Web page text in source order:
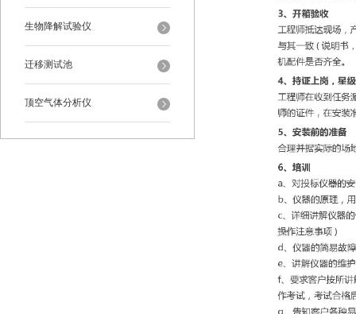
生物降解试验仪
迁移测试池
顶空气体分析仪